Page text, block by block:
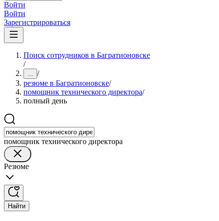
Войти
Войти
Зарегистрироваться
Поиск сотрудников в Багратионовске
/
... /
резюме в Багратионовске/
помощник технического директора/
полный день
помощник технического директора
Резюме
Найти